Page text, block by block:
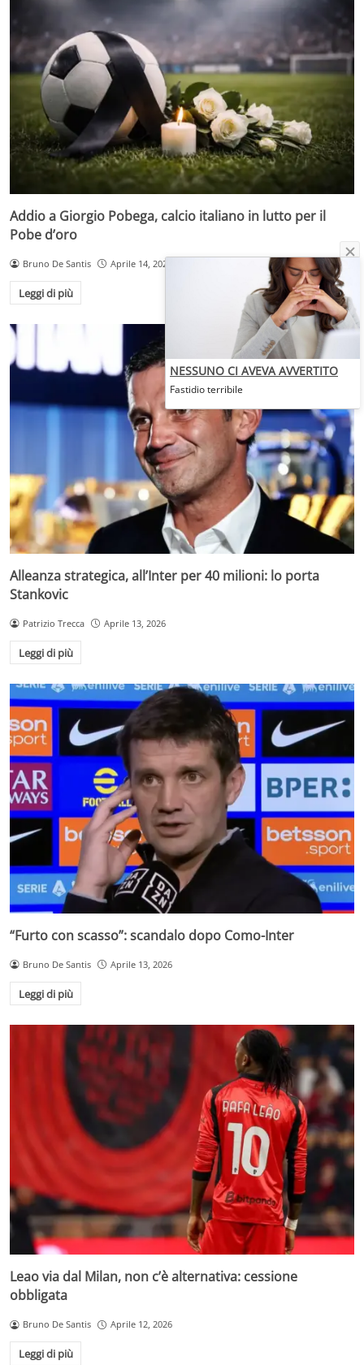
Addio a Giorgio Pobega, calcio italiano in lutto per il
Pobe d’oro
Bruno De Santis Aprile 14, 2026
Leggi di più
Alleanza strategica, all’Inter per 40 milioni: lo porta
Stankovic
Patrizio Trecca Aprile 13, 2026
Leggi di più
“Furto con scasso”: scandalo dopo Como-Inter
Bruno De Santis Aprile 13, 2026
Leggi di più
Leao via dal Milan, non c’è alternativa: cessione
obbligata
Bruno De Santis Aprile 12, 2026
Leggi di più
NESSUNO CI AVEVA AVVERTITO
Fastidio terribile